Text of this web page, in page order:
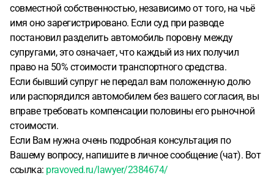
совместной собственностью, независимо от того, на чьё
имя оно зарегистрировано. Если суд при разводе
постановил разделить автомобиль поровну между
супругами, это означает, что каждый из них получил
право на 50% стоимости транспортного средства.
Если бывший супруг не передал вам положенную долю
или распорядился автомобилем без вашего согласия, вы
вправе требовать компенсации половины его рыночной
стоимости.
Если Вам нужна очень подробная консультация по
Вашему вопросу, напишите в личное сообщение (чат). Вот
ссылка: pravoved.ru/lawyer/2384674/